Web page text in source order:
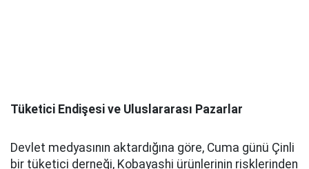
Tüketici Endişesi ve Uluslararası Pazarlar
Devlet medyasının aktardığına göre, Cuma günü Çinli
bir tüketici derneği, Kobayashi ürünlerinin risklerinden